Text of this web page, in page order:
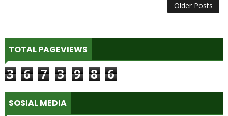
Older Posts
TOTAL PAGEVIEWS
3 6 7 3 9 8 6
SOSIAL MEDIA